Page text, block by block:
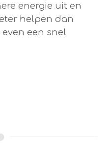
energie uit en
helpen dan
een snel